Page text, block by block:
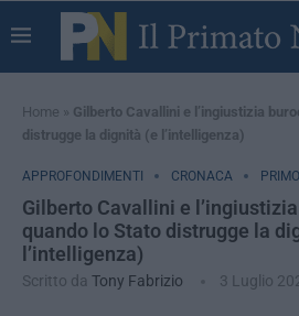
Home » Gilberto Cavallini e l’ingiustizia
distrugge la dignità (e l’intelligenza)
APPROFONDIMENTI CRONACA
Gilberto Cavallini e
quando lo Stato distrugge la
l’intelligenza)
Scritto da Tony Fabrizio 3 Luglio